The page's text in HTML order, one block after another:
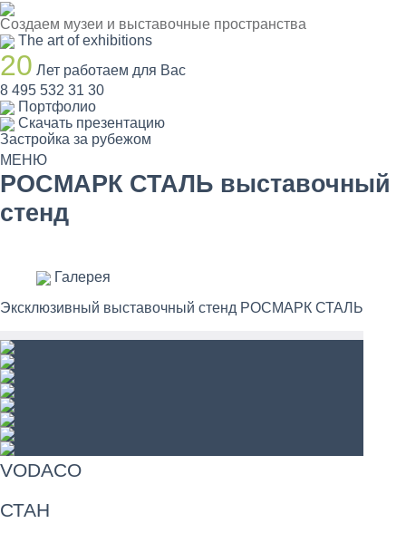
Создаем музеи и выставочные пространства
The art of exhibitions
20 Лет работаем для Вас
8 495 532 31 30
Портфолио
Скачать презентацию
Застройка за рубежом
МЕНЮ
РОСМАРК СТАЛЬ выставочный
стенд
Галерея
Эксклюзивный выставочный стенд РОСМАРК СТАЛЬ
VODACO
СТАН